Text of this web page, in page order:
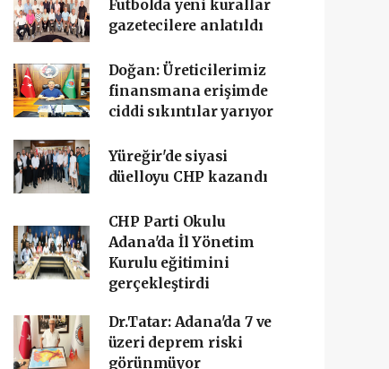
Futbolda yeni kurallar
gazetecilere anlatıldı
Doğan: Üreticilerimiz
finansmana erişimde
ciddi sıkıntılar yarıyor
Yüreğir'de siyasi
düelloyu CHP kazandı
CHP Parti Okulu
Adana'da İl Yönetim
Kurulu eğitimini
gerçekleştirdi
Dr.Tatar: Adana'da 7 ve
üzeri deprem riski
görünmüyor